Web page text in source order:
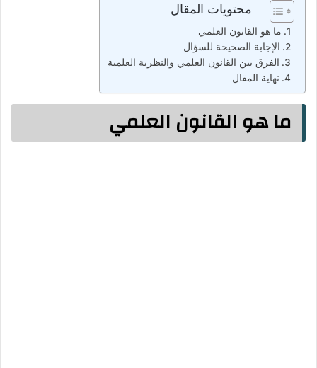
محتويات المقال
ما هو القانون العلمي
الإجابة الصحيحة للسؤال
الفرق بين القانون العلمي والنظرية العلمية
نهاية المقال
ما هو القانون العلمي